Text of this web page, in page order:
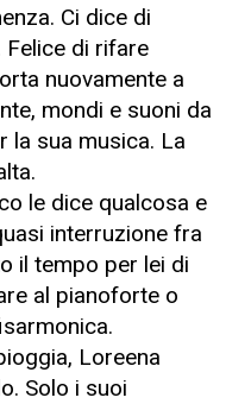
Ci dice di
Felice di rifare
nuovamente a
mondi e suoni da
la sua musica. La
le dice qualcosa e
interruzione fra
il tempo per lei di
al pianoforte o
Loreena
Solo i suoi